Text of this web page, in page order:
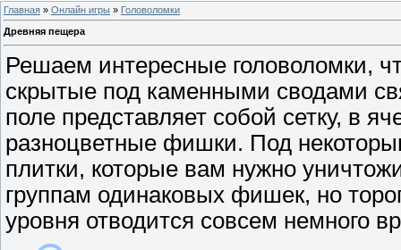
Главная » Онлайн игры » Головоломки
Древняя пещера
Решаем интересные головоломки,
скрытые под каменными сводами
поле представляет собой сетку, в
разноцветные фишки. Под
плитки, которые вам нужно
группам одинаковых фишек, но
уровня отводится совсем немного